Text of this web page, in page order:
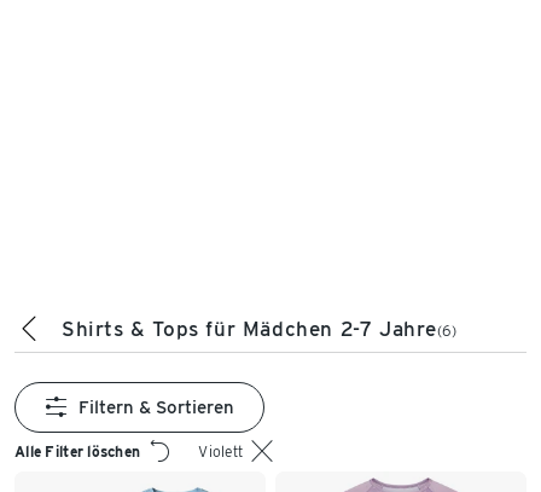
Shirts & Tops für Mädchen 2-7 Jahre(6)
Alle Filter löschen Violett
Filtern & Sortieren